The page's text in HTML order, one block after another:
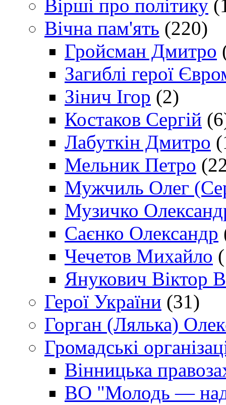
Вірші про політику
Вічна пам'ять (220)
Гройсман Дмитро
Загиблі герої
Зінич Ігор (2)
Костаков Сергій
Лабуткін Дмитро
Мельник Петро
Мужчиль Олег
Музичко
Саєнко Олександр
Чечетов Михайло
Янукович Віктор
Герої України (31)
Горган (Лялька)
Громадські
Вінницька
ВО "Молодь —